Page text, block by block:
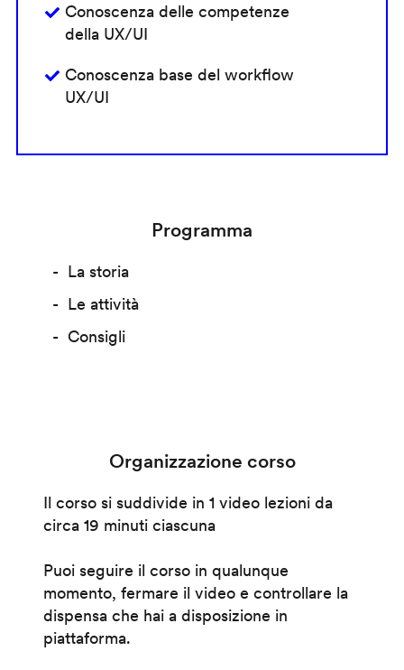
Conoscenza delle competenze
della UX/UI
Conoscenza base del workflow
UX/UI
Programma
La storia
Le attività
Consigli
Organizzazione corso
Il corso si suddivide in 1 video lezioni da
circa 19 minuti ciascuna
Puoi seguire il corso in qualunque
momento, fermare il video e controllare la
dispensa che hai a disposizione in
piattaforma.